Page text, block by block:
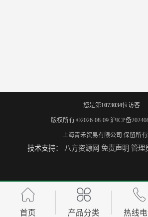
您是第1073034位访客
版权所有 ©2026-08-09 沪ICP备
上海青禾贸易有限公司 保留所
技术支持： 八方资源网 免责声明 管理
首页 产品分类 热线